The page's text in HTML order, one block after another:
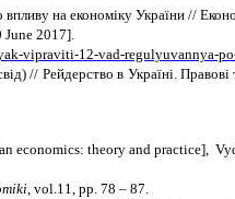
на економіку України //
June 2017].
vipraviti-12-vad-regulyuvannya-
// Рейдерство в Україні.
economics: theory and practice],
, vol.11, pp. 78 – 87.